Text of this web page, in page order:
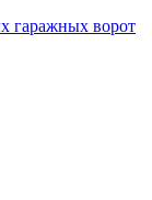
гаражных ворот